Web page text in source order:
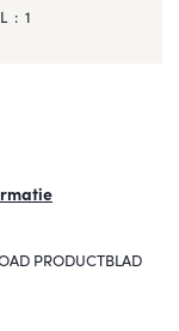
:1
PRODUCTBLAD